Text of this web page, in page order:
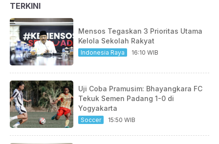
TERKINI
Mensos Tegaskan 3 Prioritas Utama
Kelola Sekolah Rakyat
Indonesia Raya 16:10 WIB
Uji Coba Pramusim: Bhayangkara FC
Tekuk Semen Padang 1-0 di
Yogyakarta
Soccer 15:50 WIB